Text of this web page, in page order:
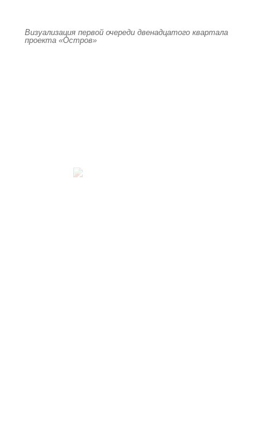
Визуализация первой очереди двенадцатого квартала
проекта «Остров»